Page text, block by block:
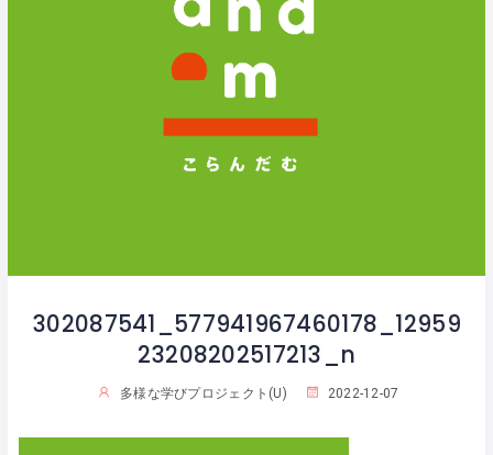
302087541_577941967460178_12959
23208202517213_n
多様な学びプロジェクト(U) 2022-12-07